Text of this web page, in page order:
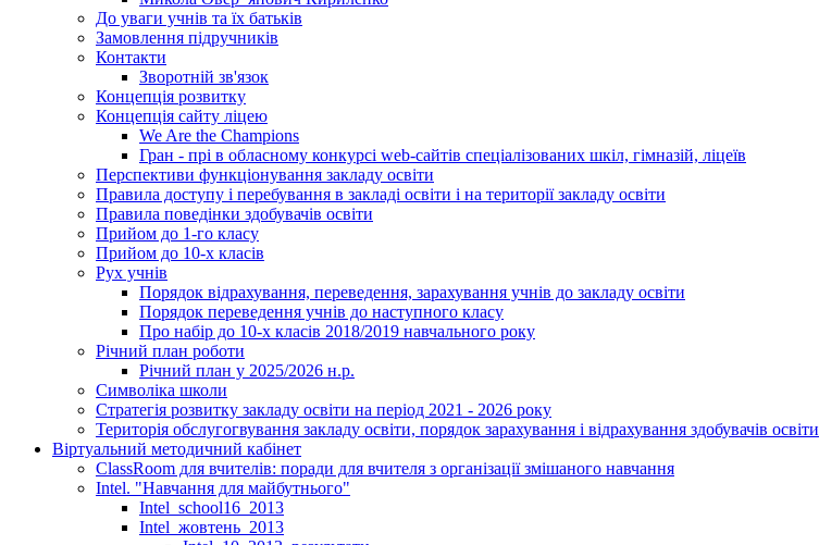
До уваги учнів та їх батьків
Замовлення підручників
Контакти
Зворотній зв'язок
Концепція розвитку
Концепція сайту ліцею
We Are the Champions
Гран - прі в обласному конкурсі web-сайтів спеціалізованих шкіл, гімназій, ліцеїв
Перспективи функціонування закладу освіти
Правила доступу і перебування в закладі освіти і на території закладу освіти
Правила поведінки здобувачів освіти
Прийом до 1-го класу
Прийом до 10-х класів
Рух учнів
Порядок відрахування, переведення, зарахування учнів до закладу освіти
Порядок переведення учнів до наступного класу
Про набір до 10-х класів 2018/2019 навчального року
Річний план роботи
Річний план у 2025/2026 н.р.
Символіка школи
Стратегія розвитку закладу освіти на період 2021 - 2026 року
Територія обслугогвування закладу освіти, порядок зарахування і відрахування здобувачів освіти
Віртуальний методичний кабінет
ClassRoom для вчителів: поради для вчителя з організації змішаного навчання
Intel. "Навчання для майбутнього"
Intel_school16_2013
Intel_жовтень_2013